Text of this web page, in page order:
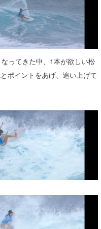
ってきた中、1本が欲しい松
ポイントをあげ、追い上げて